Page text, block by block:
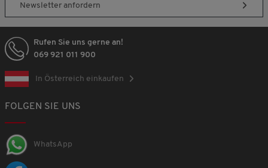
Newsletter anfordern
Rufen Sie uns gerne an!
069 921 011 900
In Österreich einkaufen
FOLGEN SIE UNS
WhatsApp